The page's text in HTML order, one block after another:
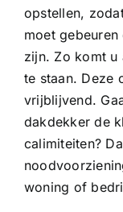
opstellen,
moet
zijn. Zo komt u
te staan. Deze
vrijblijvend.
dakdekker de
calimiteiten?
woning of